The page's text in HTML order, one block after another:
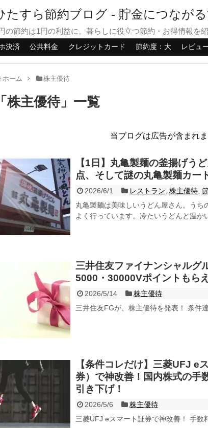
たすら節約ブログ - 貯金につなが
の節約は1円の利益に。暮らしに役立つ節約・お得情報を紹
決済 公共料金 クレジットカード 節約度：大 レビュ
ホーム 株主優待
「株主優待」 一覧
当ブログは広告が含まれま
【1日】丸亀製麺の釜揚げう
点、そして謎の丸亀製麺カー
2026/6/1 レストラン 株主優待,
丸亀製麺は美味しいうどん屋さん。う
よく行っています。冷たいうどんと温か
三井住友ファイナンシャルグ
5000・30000Vポイントもら
2026/5/14
株主優待
三井住友FGが、株主優待を発表！ 条件
【条件コレだけ】三菱UFJ e
券）で神改善！国内株式の手
引き下げ！
2026/5/6
株主優待
三菱UFJ eスマート証券で神改善！ 手数